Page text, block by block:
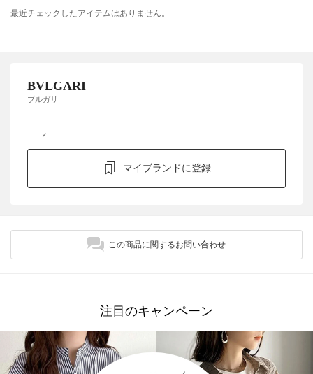
最近チェックしたアイテムはありません。
BVLGARI
ブルガリ
マイブランドに登録
この商品に関するお問い合わせ
注目のキャンペーン